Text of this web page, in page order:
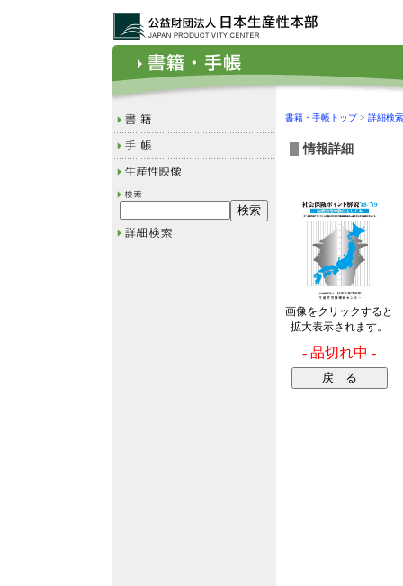
書籍・手帳トップ> 詳細検索
情報詳細
画像をクリックすると
拡大表示されます。
- 品切れ中 -